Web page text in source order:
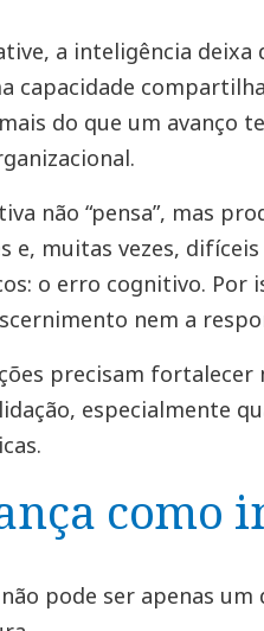
a inteligência deixa
capacidade
do que um avanço
não “pensa”, mas
e, muitas vezes,
o erro cognitivo. Por
nem a
precisam
especialmente
como
pode ser apenas